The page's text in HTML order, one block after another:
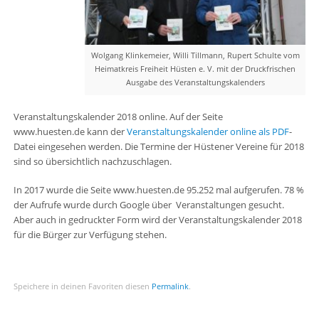
Wolgang Klinkemeier, Willi Tillmann, Rupert Schulte vom
Heimatkreis Freiheit Hüsten e. V. mit der Druckfrischen
Ausgabe des Veranstaltungskalenders
Veranstaltungskalender 2018 online. Auf der Seite
www.huesten.de kann derVeranstaltungskalender online als PDF-
Datei eingesehen werden. Die Termine der Hüstener Vereine für 2018
sind so übersichtlich nachzuschlagen.
In 2017 wurde die Seite www.huesten.de 95.252 mal aufgerufen. 78 %
der Aufrufe wurde durch Google über Veranstaltungen gesucht.
Aber auch in gedruckter Form wird der Veranstaltungskalender 2018
für die Bürger zur Verfügung stehen.
Speichere in deinen Favoriten diesen Permalink.